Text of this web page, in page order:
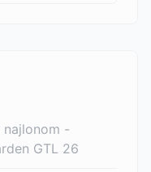
najlonom -
GTL 26